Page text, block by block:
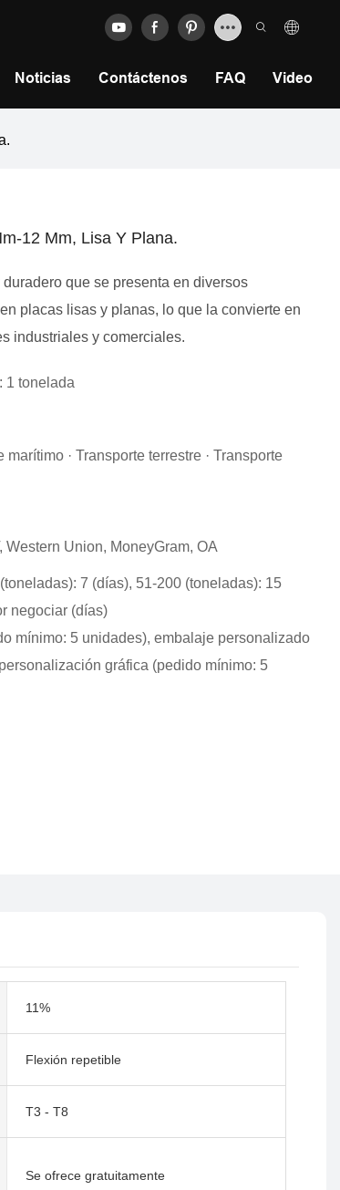
Noticias Contáctenos FAQ Video
12 Mm, Lisa Y Plana.
que se presenta en diversos
placas lisas y planas, lo que la convierte en
industriales y comerciales.
1 tonelada
marítimo · Transporte terrestre · Transporte
Western Union, MoneyGram, OA
7 (días), 51-200 (toneladas): 15
negociar (días)
mínimo: 5 unidades), embalaje personalizado
gráfica (pedido mínimo: 5
11%
Flexión repetible
T3 - T8
Se ofrece gratuitamente